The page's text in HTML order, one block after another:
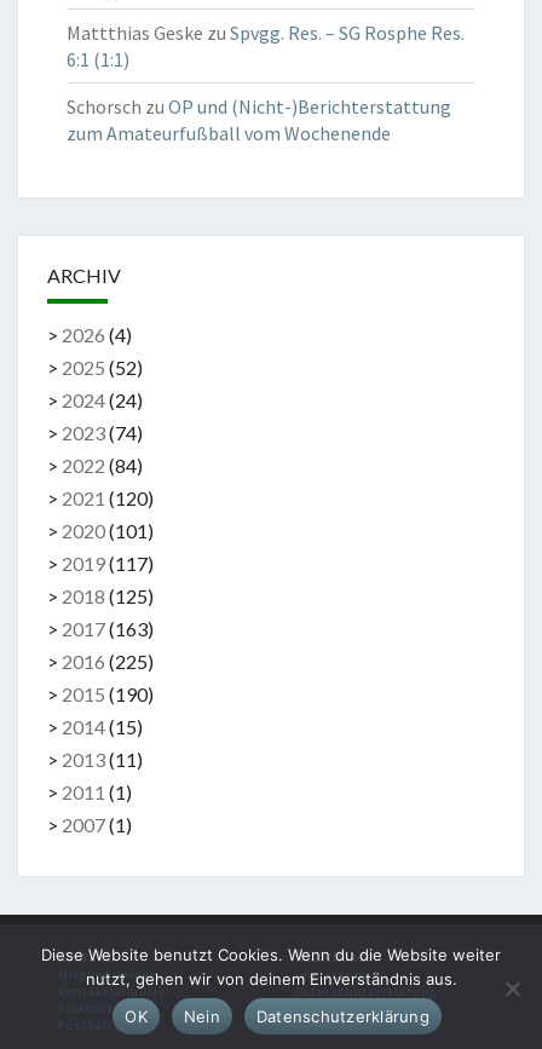
Mattthias Geske zu Spvgg. Res. – SG Rosphe Res.
6:1 (1:1)
Schorsch zu OP und (Nicht-)Berichterstattung
zum Amateurfußball vom Wochenende
ARCHIV
> 2026 (4)
> 2025 (52)
> 2024(24)
> 2023(74)
> 2022 (84)
> 2021 (120)
> 2020(101)
> 2019(117)
> 2018 (125)
> 2017(163)
> 2016 (225)
> 2015 (190)
> 2014(15)
> 2013(11)
> 2011 (1)
> 2007(1)
Kontakt
Mitglied werden
Kontaktformular
Facebook
Fussball.de
Rechtliches
Impressum
Diese Website benutzt Cookies. Wenn du die Website weiter
nutzt, gehen wir von deinem Einverständnis aus.
OK
Nein Datenschutzerklärung